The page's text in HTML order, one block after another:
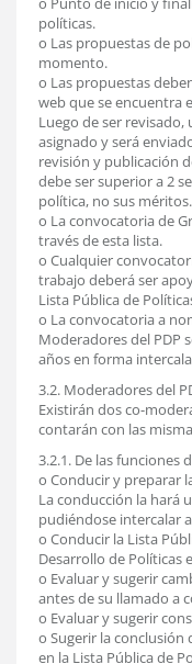
políticas.
o Las propuestas de
momento.
o Las propuestas
web que se encuentra
Luego de ser
asignado y será
revisión y publicación
debe ser superior a 2
política, no sus méritos.
o La convocatoria de
través de esta lista.
o Cualquier
trabajo deberá ser
Lista Pública de
o La convocatoria a
Moderadores del PDP
años en forma
3.2. Moderadores del
Existirán dos co-
contarán con las
3.2.1. De las funciones
o Conducir y preparar
La conducción la hará
pudiéndose intercalar
o Conducir la Lista
Desarrollo de Políticas
o Evaluar y sugerir
antes de su llamado a
o Evaluar y sugerir
o Sugerir la
en la Lista Pública de